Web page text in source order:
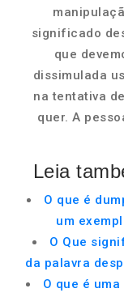
significado
que
dissimulada
na tentativa
quer. A
Leia
O que é
um
O Que
da palavra
O que é uma